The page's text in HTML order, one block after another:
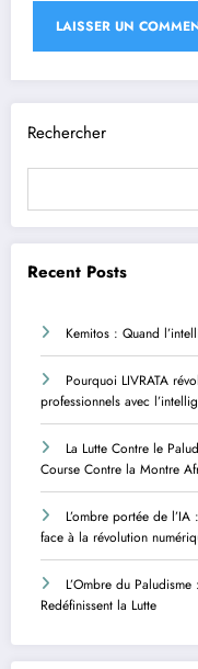
Rechercher
Recent Posts
Kemitos : Quand
Pourquoi LIVRATA
professionnels avec
La Lutte Contre le
Course Contre la Montre
L’ombre portée de
face à la révolution
L’Ombre du
Redéfinissent la Lutte